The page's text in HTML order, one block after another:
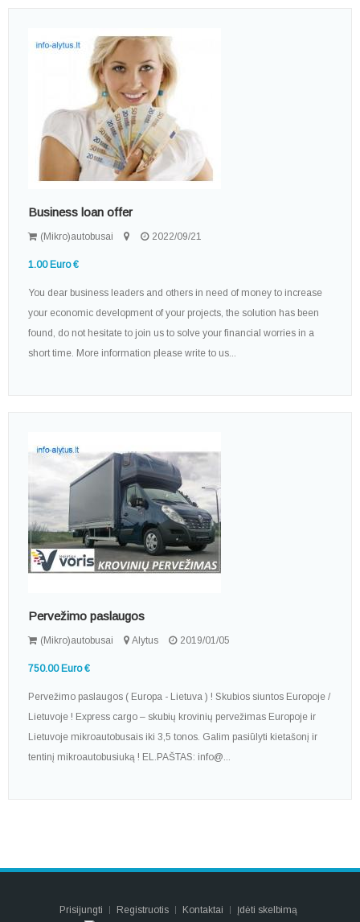
Business loan offer
(Mikro)autobusai 2022/09/21
1.00 Euro €
You dear business leaders and others in need of money to increase
your economic development of your projects, the solution has been
found, do not hesitate to join us to solve your financial worries in a
short time. More information please write to us...
Pervežimo paslaugos
(Mikro)autobusai Alytus 2019/01/05
750.00 Euro €
Pervežimo paslaugos ( Europa - Lietuva ) ! Skubios siuntos Europoje /
Lietuvoje ! Express cargo – skubių krovinių pervežimas Europoje ir
Lietuvoje mikroautobusais iki 3,5 tonos. Galim pasiūlyti kietašonį ir
tentinį mikroautobusiuką ! EL.PAŠTAS: info@...
Prisijungti Registruotis Kontaktai Įdėti skelbimą